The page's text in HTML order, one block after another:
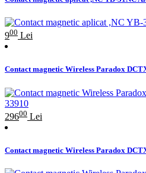
900 Lei
Contact magnetic Wireless Paradox
29600 Lei
Contact magnetic Wireless Paradox